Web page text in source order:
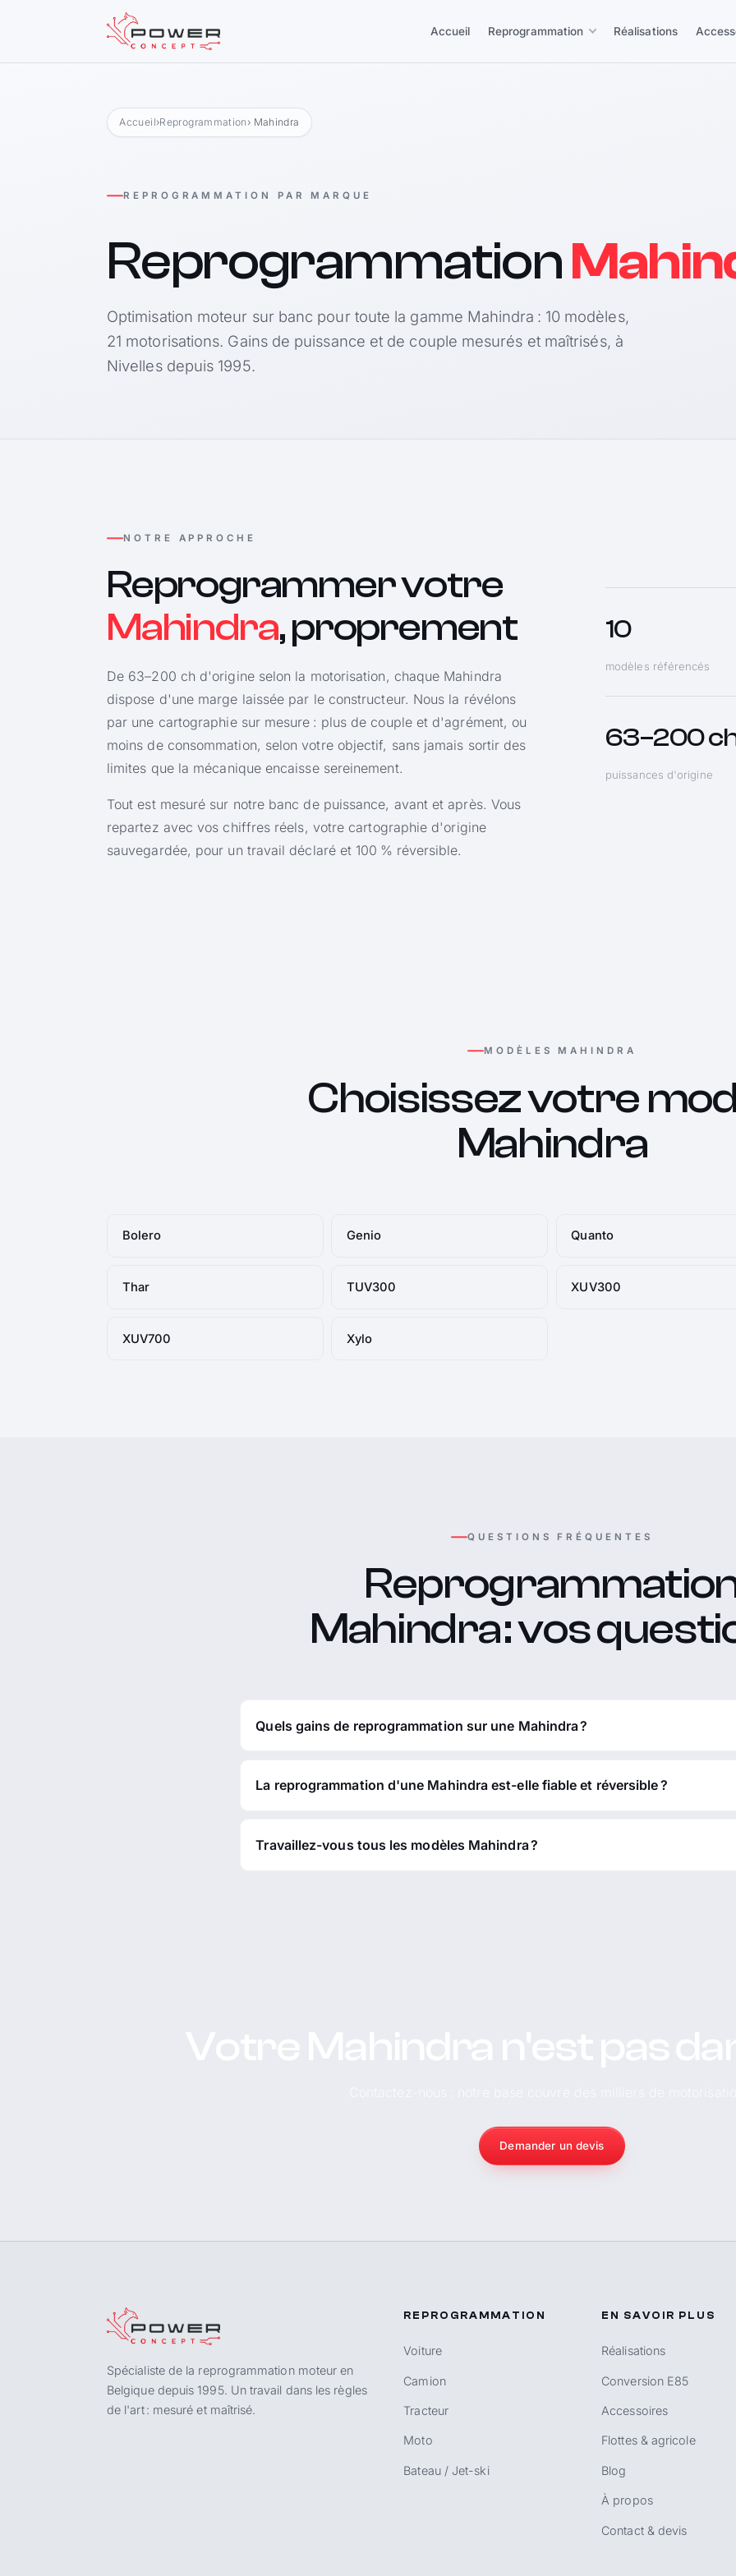
Accueil Reprogrammation Réalisations
Accueil›Reprogrammation › Mahindra
REPROGRAMMATION PAR MARQUE
Reprogrammation
Optimisation moteur sur banc pour toute la gamme Mahindra : 10 modèles,
21 motorisations. Gains de puissance et de couple mesurés et maîtrisés, à
Nivelles depuis 1995.
NOTRE APPROCHE
Reprogrammer votre
Mahindra, proprement
De 63–200 ch d'origine selon la motorisation, chaque Mahindra
dispose d'une marge laissée par le constructeur. Nous la révélons
par une cartographie sur mesure : plus de couple et d'agrément, ou
moins de consommation, selon votre objectif, sans jamais sortir des
limites que la mécanique encaisse sereinement.
Tout est mesuré sur notre banc de puissance, avant et après. Vous
repartez avec vos chiffres réels, votre cartographie d'origine
sauvegardée, pour un travail déclaré et 100 % réversible.
10
modèles référencés
63–200
puissances d'origine
MODÈLES MAHINDRA
Choisissez votre
Mahindra
Bolero Genio Quanto
Thar TUV300 XUV300
XUV700 Xylo
QUESTIONS FRÉQUENTES
Mahindra : vos
Quels gains de reprogrammation sur une Mahindra ?
La reprogrammation d'une Mahindra est-elle fiable et réversible ?
Travaillez-vous tous les modèles Mahindra ?
Demander un devis
Spécialiste de la reprogrammation moteur en
Belgique depuis 1995. Un travail dans les règles
de l'art : mesuré et maîtrisé.
REPROGRAMMATION
Voiture
Camion
Tracteur
Moto
Bateau / Jet-ski
EN SAVOIR PLUS
Réalisations
Conversion E85
Accessoires
Flottes & agricole
Blog
À propos
Contact & devis